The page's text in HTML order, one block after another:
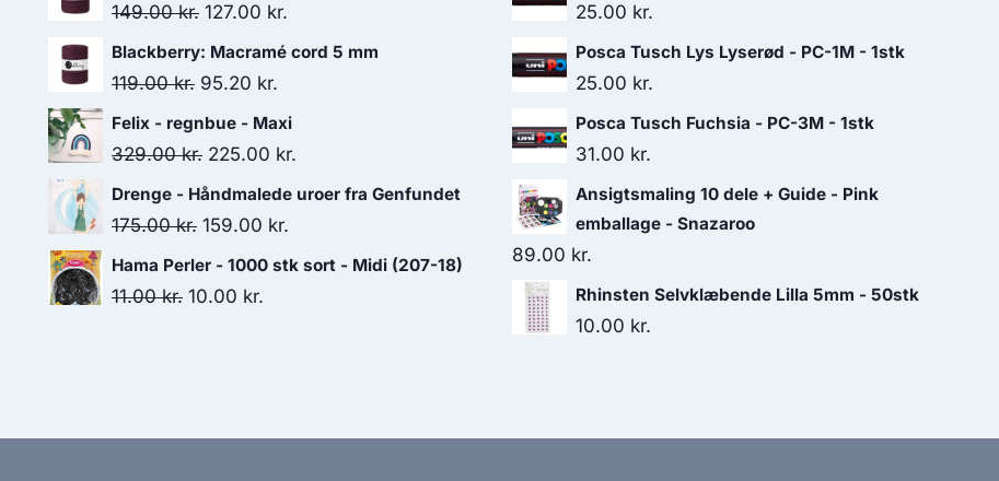
149.00kr. 127.00 kr.
Blackberry: Macramé cord 5 mm
119.00kr. 95.20 kr.
Felix - regnbue - Maxi
329.00kr. 225.00 kr.
Drenge - Håndmalede uroer fra Genfundet
175.00kr. 159.00 kr.
Hama Perler - 1000 stk sort - Midi (207-18)
11.00kr. 10.00 kr.
25.00 kr.
Posca Tusch Lys Lyserød - PC-1M - 1stk
25.00 kr.
Posca Tusch Fuchsia - PC-3M - 1stk
31.00 kr.
Ansigtsmaling 10 dele + Guide - Pink
emballage - Snazaroo
89.00 kr.
Rhinsten Selvklæbende Lilla 5mm - 50stk
10.00 kr.